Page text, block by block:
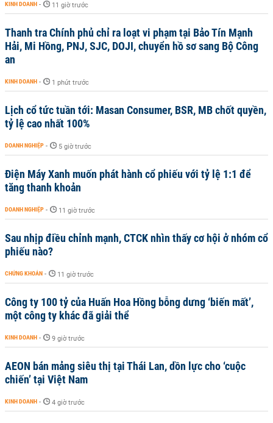
KINH DOANH - 11 giờ trước
Thanh tra Chính phủ chỉ ra loạt vi phạm tại Bảo Tín Mạnh
Hải, Mi Hồng, PNJ, SJC, DOJI, chuyển hồ sơ sang Bộ Công
an
KINH DOANH - 1 phút trước
Lịch cổ tức tuần tới: Masan Consumer, BSR, MB chốt quyền,
tỷ lệ cao nhất 100%
DOANH NGHIỆP - 5 giờ trước
Điện Máy Xanh muốn phát hành cổ phiếu với tỷ lệ 1:1 để
tăng thanh khoản
DOANH NGHIỆP - 11 giờ trước
Sau nhịp điều chỉnh mạnh, CTCK nhìn thấy cơ hội ở nhóm cổ
phiếu nào?
CHỨNG KHOÁN - 11 giờ trước
Công ty 100 tỷ của Huấn Hoa Hồng bỗng dưng ‘biến mất’,
một công ty khác đã giải thể
KINH DOANH - 9 giờ trước
AEON bán mảng siêu thị tại Thái Lan, dồn lực cho ‘cuộc
chiến’ tại Việt Nam
KINH DOANH - 4 giờ trước